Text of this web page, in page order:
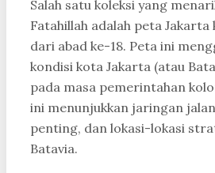
Salah satu koleksi yang
Fatahillah adalah peta Jakarta
dari abad ke-18. Peta ini
kondisi kota Jakarta (atau
pada masa pemerintahan
ini menunjukkan jaringan
penting, dan lokasi-lokasi
Batavia.